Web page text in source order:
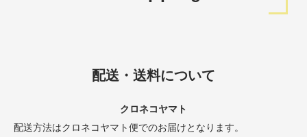
配送・送料について
クロネコヤマト
配送方法はクロネコヤマト便でのお届けとなります。